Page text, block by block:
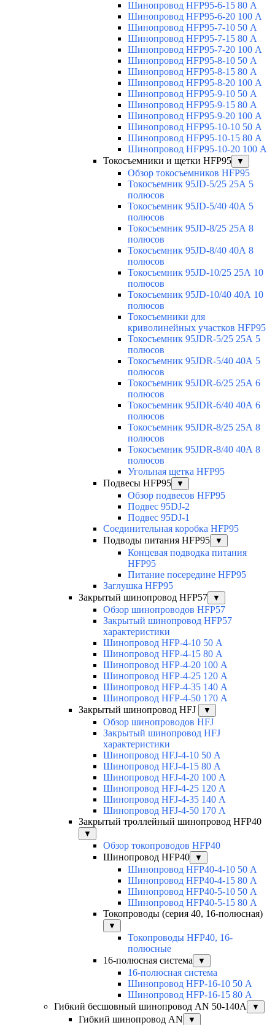
Шинопровод HFP95-6-15 80 А
Шинопровод HFP95-6-20 100 А
Шинопровод HFP95-7-10 50 А
Шинопровод HFP95-7-15 80 А
Шинопровод HFP95-7-20 100 А
Шинопровод HFP95-8-10 50 А
Шинопровод HFP95-8-15 80 А
Шинопровод HFP95-8-20 100 А
Шинопровод HFP95-9-10 50 А
Шинопровод HFP95-9-15 80 А
Шинопровод HFP95-9-20 100 А
Шинопровод HFP95-10-10 50 А
Шинопровод HFP95-10-15 80 А
Шинопровод HFP95-10-20 100 А
Токосъемники и щетки HFP95
▼
Обзор токосъемников HFP95
Токосъемник 95JD-5/25 25А 5
полюсов
Токосъемник 95JD-5/40 40А 5
полюсов
Токосъемник 95JD-8/25 25А 8
полюсов
Токосъемник 95JD-8/40 40А 8
полюсов
Токосъемник 95JD-10/25 25А 10
полюсов
Токосъемник 95JD-10/40 40А 10
полюсов
Токосъемники для
криволинейных участков HFP95
Токосъемник 95JDR-5/25 25А 5
полюсов
Токосъемник 95JDR-5/40 40А 5
полюсов
Токосъемник 95JDR-6/25 25А 6
полюсов
Токосъемник 95JDR-6/40 40А 6
полюсов
Токосъемник 95JDR-8/25 25А 8
полюсов
Токосъемник 95JDR-8/40 40А 8
полюсов
Угольная щетка HFP95
Подвесы HFP95
▼
Обзор подвесов HFP95
Подвес 95DJ-2
Подвес 95DJ-1
Соединительная коробка HFP95
Подводы питания HFP95
▼
Концевая подводка питания
HFP95
Питание посередине HFP95
Заглушка HFP95
Закрытый шинопровод HFP57
▼
Обзор шинопроводов HFP57
Закрытый шинопровод HFP57
характеристики
Шинопровод HFP-4-10 50 А
Шинопровод HFP-4-15 80 А
Шинопровод HFP-4-20 100 А
Шинопровод HFP-4-25 120 А
Шинопровод HFP-4-35 140 А
Шинопровод HFP-4-50 170 А
Закрытый шинопровод HFJ
▼
Обзор шинопроводов HFJ
Закрытый шинопровод HFJ
характеристики
Шинопровод HFJ-4-10 50 А
Шинопровод HFJ-4-15 80 А
Шинопровод HFJ-4-20 100 А
Шинопровод HFJ-4-25 120 А
Шинопровод HFJ-4-35 140 А
Шинопровод HFJ-4-50 170 А
Закрытый троллейный шинопровод HFP40
▼
Обзор токопроводов HFP40
Шинопровод HFP40
▼
Шинопровод HFP40-4-10 50 А
Шинопровод HFP40-4-15 80 А
Шинопровод HFP40-5-10 50 А
Шинопровод HFP40-5-15 80 А
Токопроводы (серия 40, 16-полюсная)
▼
Токопроводы HFP40, 16-
полюсные
16-полюсная система
▼
16-полюсная система
Шинопровод HFP-16-10 50 А
Шинопровод HFP-16-15 80 А
Гибкий бесшовный шинопровод AN 50-140А
▼
Гибкий шинопровод AN ▼